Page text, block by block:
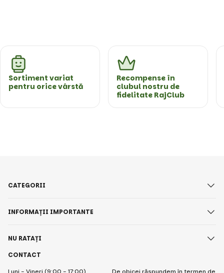
Sortiment variat
pentru orice vârstă
Recompense în
clubul nostru de
fidelitate RajClub
CONTACT
CATEGORII
INFORMAȚII IMPORTANTE
NU RATAȚI